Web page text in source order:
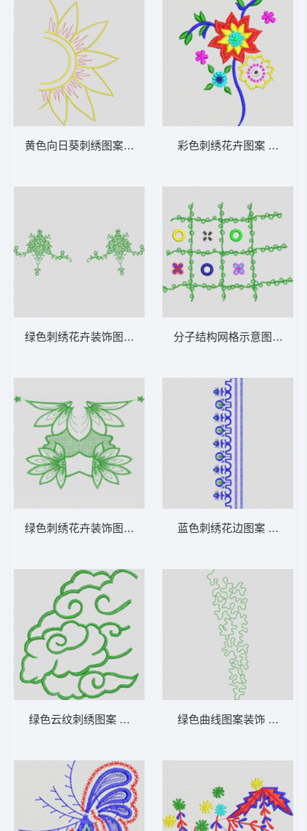
黄色向日葵刺绣图案 花型
绿色刺绣花卉装饰图案 花型
绿色刺绣花卉装饰图案 花型
绿色云纹刺绣图案 花型
彩色刺绣花卉图案 花型
分子结构网格示意图 花型
蓝色刺绣花边图案 花型
绿色曲线图案装饰 花型